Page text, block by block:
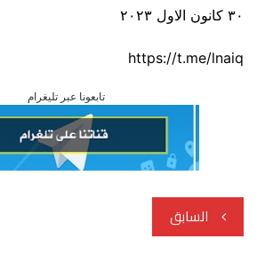
٣٠ كانون الاول ٢٠٢٣
https://t.me/lnaiq
تابعونا عبر تليغرام
تصفّح
المقالات
السابق